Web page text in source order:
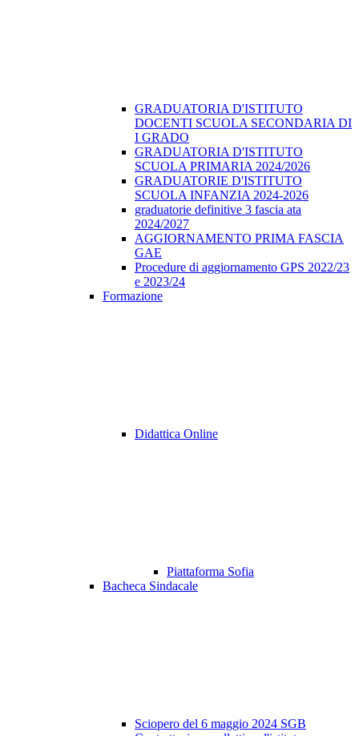
GRADUATORIA D'ISTITUTO
DOCENTI SCUOLA SECONDARIA DI
I GRADO
GRADUATORIA D'ISTITUTO
SCUOLA PRIMARIA 2024/2026
GRADUATORIE D'ISTITUTO
SCUOLA INFANZIA 2024-2026
graduatorie definitive 3 fascia ata
2024/2027
AGGIORNAMENTO PRIMA FASCIA
GAE
Procedure di aggiornamento GPS 2022/23
e 2023/24
Formazione
Didattica Online
Piattaforma Sofia
Bacheca Sindacale
Sciopero del 6 maggio 2024 SGB